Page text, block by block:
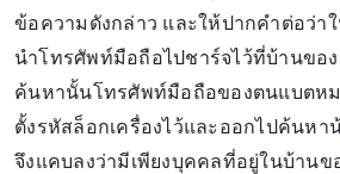
ข้อความดังกล่าว และให้ปากคำต่อว่า
นำโทรศัพท์มือถือไปชาร์จไว้ที่บ้านขอ
ค้นหานั้นโทรศัพท์มือถือของตนแบตห
ตั้งรหัสล็อกเครื่องไว้และออกไปค้นหา
จึงแคบลงว่ามีเพียงบุคคลที่อยู่ในบ้านข